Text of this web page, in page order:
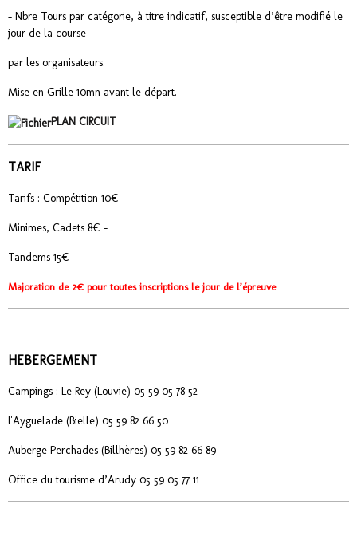
- Nbre Tours par catégorie, à titre indicatif, susceptible d’être modifié le
jour de la course
par les organisateurs.
Mise en Grille 10mn avant le départ.
PLAN CIRCUIT
TARIF
Tarifs : Compétition 10€ -
Minimes, Cadets 8€ -
Tandems 15€
Majoration de 2€ pour toutes inscriptions le jour de l’épreuve
HEBERGEMENT
Campings : Le Rey (Louvie) 05 59 05 78 52
l'Ayguelade (Bielle) 05 59 82 66 50
Auberge Perchades (Billhères) 05 59 82 66 89
Office du tourisme d’Arudy 05 59 05 77 11